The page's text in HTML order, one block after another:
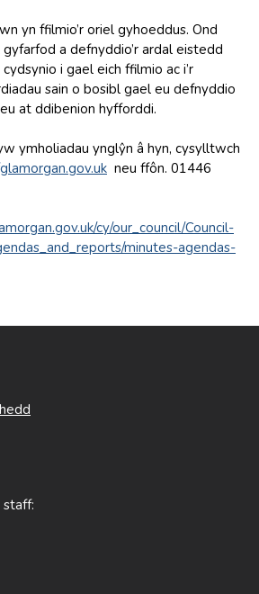
yn ffilmio’r oriel gyhoeddus. Ond
a defnyddio’r ardal eistedd
i gael eich ffilmio ac i’r
sain o bosibl gael eu defnyddio
at ddibenion hyfforddi.
ymholiadau ynglŷn â hyn, cysylltwch
neu ffôn. 01446
cy/our_council/Council-
minutes-agendas-